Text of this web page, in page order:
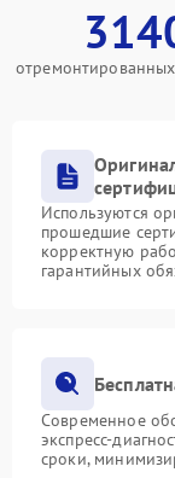
Используются
прошедшие
корректную
гарантийных
Современное
экспресс-
сроки,